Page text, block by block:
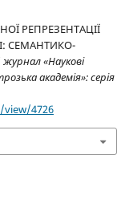
РЕПРЕЗЕНТАЦІЇ
СЕМАНТИКО-
«Наукові
академія»: серія
4726